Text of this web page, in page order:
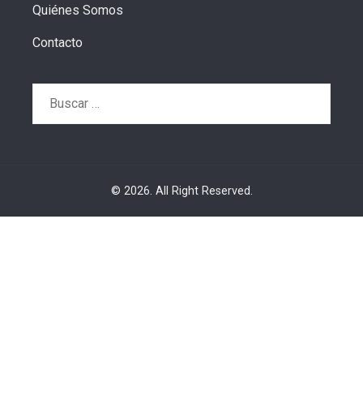
Quiénes Somos
Contacto
© 2026. All Right Reserved.